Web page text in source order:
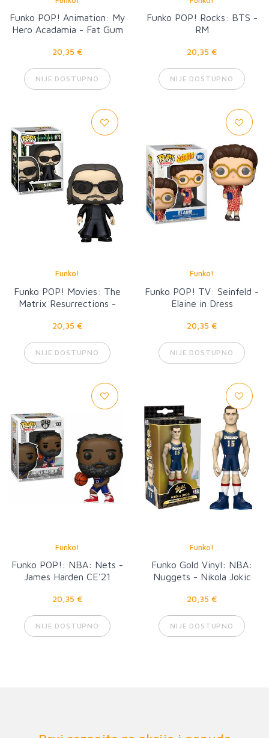
Funko POP! Animation: My
Hero Acadamia - Fat Gum
20,35 €
NIJE DOSTUPNO
Funko POP! Rocks: BTS -
RM
20,35 €
NIJE DOSTUPNO
Funko!
Funko POP! Movies: The
Matrix Resurrections -
20,35 €
NIJE DOSTUPNO
Funko!
Funko POP! TV: Seinfeld -
Elaine in Dress
20,35 €
NIJE DOSTUPNO
Funko!
Funko POP!: NBA: Nets -
James Harden CE'21
20,35 €
NIJE DOSTUPNO
Funko!
Funko Gold Vinyl: NBA:
Nuggets - Nikola Jokic
20,35 €
NIJE DOSTUPNO